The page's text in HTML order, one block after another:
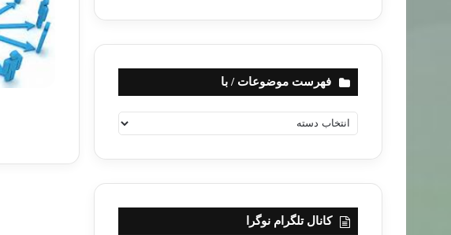
فهرست موضوعات / با
ه
ت
کانال تلگرام نوگرا